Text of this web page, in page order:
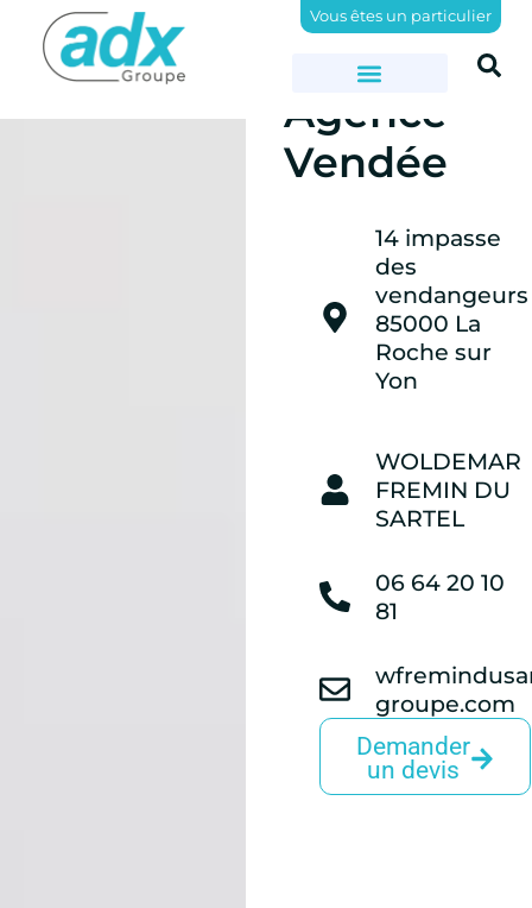
Vous êtes un particulier
ADX Groupe>
Agence
Vendée
14 impasse
des
vendangeurs
85000 La
Roche sur
Yon
WOLDEMAR
FREMIN DU
SARTEL
06 64 20 10
81
groupe.com
Demander
un devis